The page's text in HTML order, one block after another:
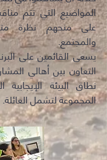
المواضيع التي تتم
على منحهم نظرة
والمجتمع.
يسعى القائمين على
التعاون بين أهالي
نطاق البيئة
المجموعة لتشمل العائلة.